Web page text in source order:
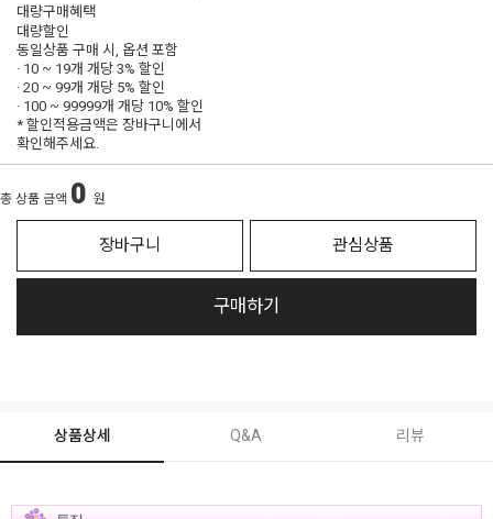
대량구매혜택
대량할인
동일상품 구매 시, 옵션 포함
· 10 ~ 19개 개당3% 할인
· 20 ~ 99개 개당 5% 할인
· 100 ~ 99999개 개당 10% 할인
* 할인적용금액은 장바구니에서
확인해주세요.
총 상품 금액 0 원
장바구니 관심상품
구매하기
상품상세 Q&A 리뷰